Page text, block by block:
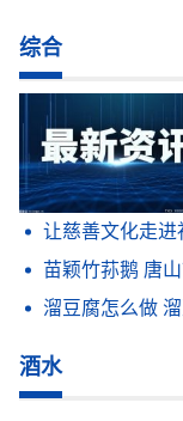
综合
让慈善文化走进
苗颖竹荪鹅 唐山市城建管理监察大队路南
溜豆腐怎么做
酒水